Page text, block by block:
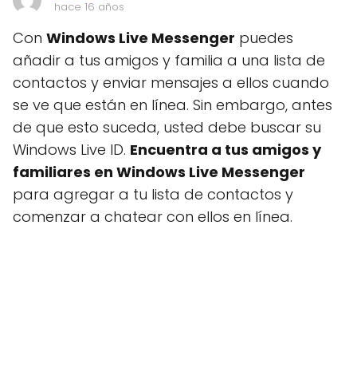
hace 16 años
Con Windows Live Messenger puedes
añadir a tus amigos y familia a una lista de
contactos y enviar mensajes a ellos cuando
se ve que están en línea. Sin embargo, antes
de que esto suceda, usted debe buscar su
Windows Live ID. Encuentra a tus amigos y
familiares en Windows Live Messenger
para agregar a tu lista de contactos y
comenzar a chatear con ellos en línea.